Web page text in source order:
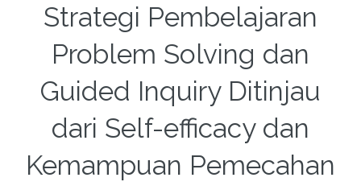
Strategi Pembelajaran
Problem Solving dan
Guided Inquiry Ditinjau
dari Self-efficacy dan
Kemampuan Pemecahan